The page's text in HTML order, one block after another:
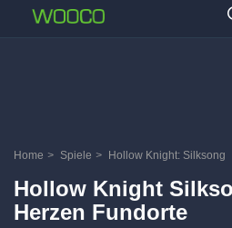
Home > Spiele > Hollow Knight: Silksong
Hollow Knight
Herzen Fundorte